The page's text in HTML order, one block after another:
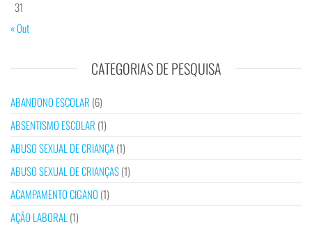
31
« Out
CATEGORIAS DE PESQUISA
ABANDONO ESCOLAR (6)
ABSENTISMO ESCOLAR (1)
ABUSO SEXUAL DE CRIANÇA(1)
ABUSO SEXUAL DE CRIANÇAS(1)
ACAMPAMENTO CIGANO (1)
AÇÃO LABORAL (1)